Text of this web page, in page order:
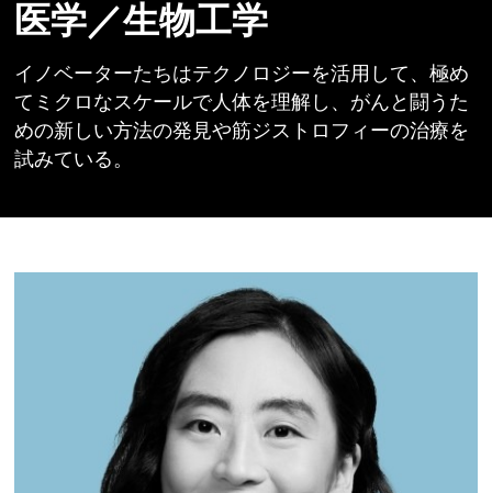
医学／生物工学
イノベーターたちはテクノロジーを活用して、極め
てミクロなスケールで人体を理解し、がんと闘うた
めの新しい方法の発見や筋ジストロフィーの治療を
試みている。